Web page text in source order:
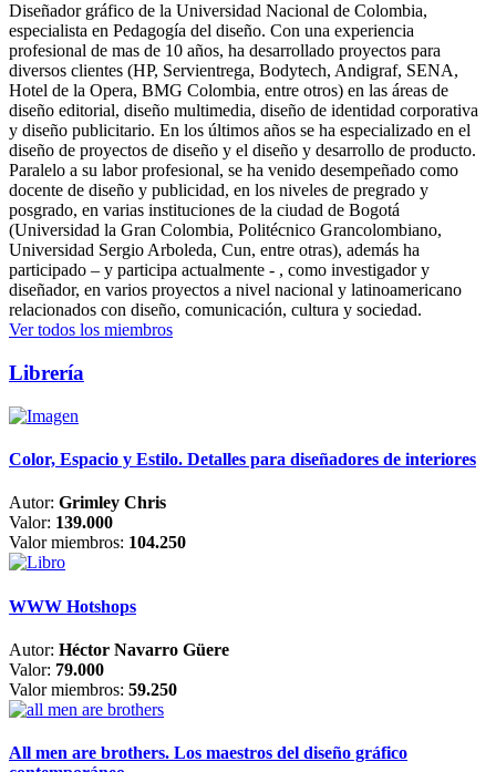
Diseñador gráfico de la Universidad Nacional de Colombia,
especialista en Pedagogía del diseño. Con una experiencia
profesional de mas de 10 años, ha desarrollado proyectos para
diversos clientes (HP, Servientrega, Bodytech, Andigraf, SENA,
Hotel de la Opera, BMG Colombia, entre otros) en las áreas de
diseño editorial, diseño multimedia, diseño de identidad corporativa
y diseño publicitario. En los últimos años se ha especializado en el
diseño de proyectos de diseño y el diseño y desarrollo de producto.
Paralelo a su labor profesional, se ha venido desempeñado como
docente de diseño y publicidad, en los niveles de pregrado y
posgrado, en varias instituciones de la ciudad de Bogotá
(Universidad la Gran Colombia, Politécnico Grancolombiano,
Universidad Sergio Arboleda, Cun, entre otras), además ha
participado – y participa actualmente - , como investigador y
diseñador, en varios proyectos a nivel nacional y latinoamericano
relacionados con diseño, comunicación, cultura y sociedad.
Ver todos los miembros
Librería
Color, Espacio y Estilo. Detalles para diseñadores de interiores
Autor: Grimley Chris
Valor: 139.000
Valor miembros: 104.250
WWW Hotshops
Autor: Héctor Navarro Güere
Valor: 79.000
Valor miembros: 59.250
All men are brothers. Los maestros del diseño gráfico